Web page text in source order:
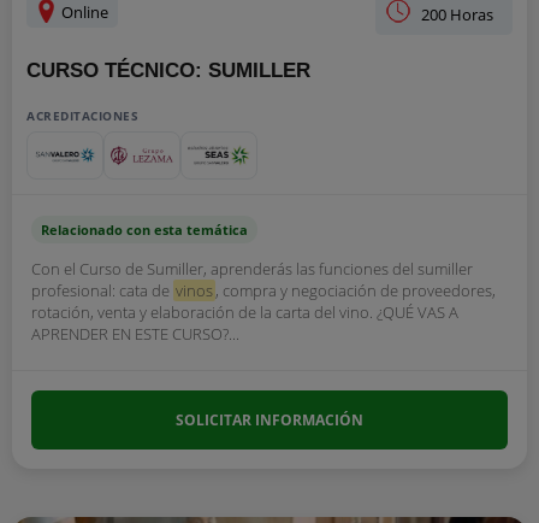
Online 200 Horas
CURSO TÉCNICO: SUMILLER
ACREDITACIONES
Relacionado con esta temática
Con el Curso de Sumiller, aprenderás las funciones del sumiller
profesional: cata de vinos, compra y negociación de proveedores,
rotación, venta y elaboración de la carta del vino. ¿QUÉ VAS A
APRENDER EN ESTE CURSO?...
SOLICITAR INFORMACIÓN